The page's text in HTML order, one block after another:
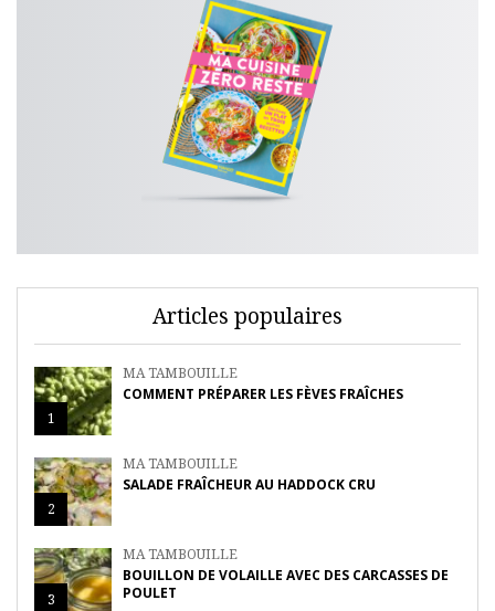
Articles populaires
1
MA TAMBOUILLE
COMMENT PRÉPARER LES FÈVES FRAÎCHES
2
MA TAMBOUILLE
SALADE FRAÎCHEUR AU HADDOCK CRU
3
MA TAMBOUILLE
BOUILLON DE VOLAILLE AVEC DES CARCASSES DE
POULET